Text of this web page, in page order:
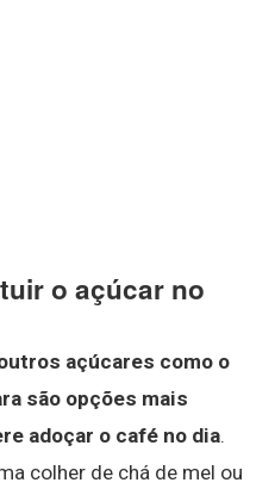
o açúcar no
açúcares como o
são opções mais
adoçar o café no dia.
colher de chá de mel ou